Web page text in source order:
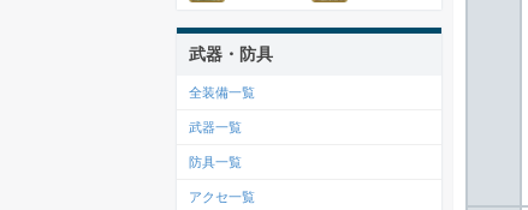
武器・防具
全装備一覧
武器一覧
防具一覧
アクセ一覧